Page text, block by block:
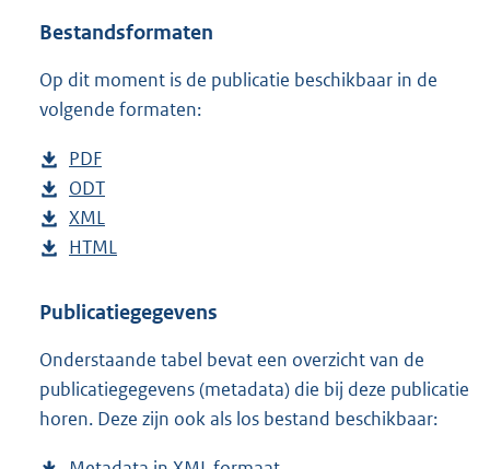
:
Bestandsformaten
Op dit moment is de publicatie beschikbaar in de
volgende formaten:
D
o
w
n
o
d
p
u
PDF
e
s
t
n
s
g
r
D
o
w
l
a
d
p
ODT
s
a
d
s
g
D
o
n
o
a
d
XML
e
t
n
d
s
D
w
l
o
a
HTML
s
a
n
d
Publicatiegegevens
Onderstaande tabel bevat een overzicht van de
publicatiegegevens (metadata) die bij deze publicatie
horen. Deze zijn ook als los bestand beschikbaar: